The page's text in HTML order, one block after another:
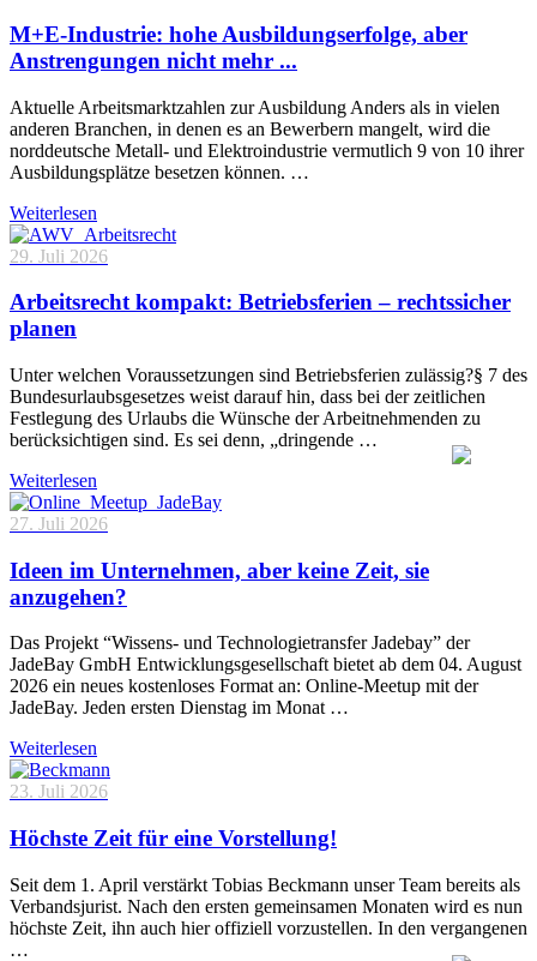
M+E-Industrie: hohe Ausbildungserfolge, aber
Anstrengungen nicht mehr ...
Aktuelle Arbeitsmarktzahlen zur Ausbildung Anders als in vielen
anderen Branchen, in denen es an Bewerbern mangelt, wird die
norddeutsche Metall- und Elektroindustrie vermutlich 9 von 10 ihrer
Ausbildungsplätze besetzen können. …
Weiterlesen
29. Juli 2026
Arbeitsrecht kompakt: Betriebsferien – rechtssicher
planen
Unter welchen Voraussetzungen sind Betriebsferien zulässig?§ 7 des
Bundesurlaubsgesetzes weist darauf hin, dass bei der zeitlichen
Festlegung des Urlaubs die Wünsche der Arbeitnehmenden zu
berücksichtigen sind. Es sei denn, „dringende …
Weiterlesen
27. Juli 2026
Ideen im Unternehmen, aber keine Zeit, sie
anzugehen?
Das Projekt “Wissens- und Technologietransfer Jadebay” der
JadeBay GmbH Entwicklungsgesellschaft bietet ab dem 04. August
2026 ein neues kostenloses Format an: Online-Meetup mit der
JadeBay. Jeden ersten Dienstag im Monat …
Weiterlesen
23. Juli 2026
Höchste Zeit für eine Vorstellung!
Seit dem 1. April verstärkt Tobias Beckmann unser Team bereits als
Verbandsjurist. Nach den ersten gemeinsamen Monaten wird es nun
höchste Zeit, ihn auch hier offiziell vorzustellen. In den vergangenen
…